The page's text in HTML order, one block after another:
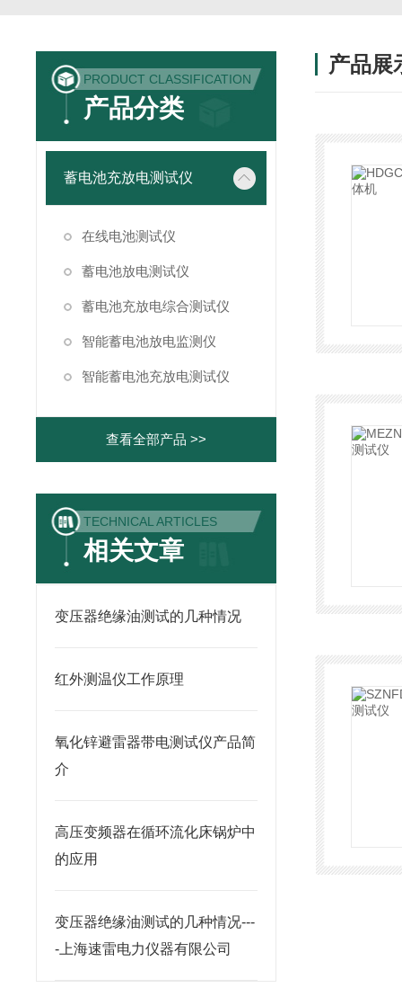
PRODUCT CLASSIFICATION
产品分类
蓄电池充放电测试仪
在线电池测试仪
蓄电池放电测试仪
蓄电池充放电综合测试仪
智能蓄电池放电监测仪
智能蓄电池充放电测试仪
查看全部产品 >>
TECHNICAL ARTICLES
相关文章
变压器绝缘油测试的几种情况
红外测温仪工作原理
氧化锌避雷器带电测试仪产品简
介
高压变频器在循环流化床锅炉中
的应用
变压器绝缘油测试的几种情况---
-上海速雷电力仪器有限公司
产品展